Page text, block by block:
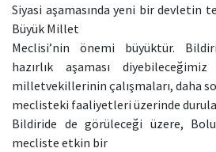
Siyasi aşamasında yeni bir devletin
Büyük Millet
Meclisi’nin önemi büyüktür.
hazırlık aşaması
milletvekillerinin çalışmaları, daha
meclisteki faaliyetleri üzerinde
Bildiride de görüleceği üzere,
mecliste etkin bir